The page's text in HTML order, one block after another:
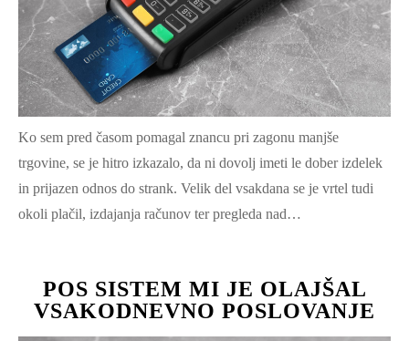
Ko sem pred časom pomagal znancu pri zagonu manjše
trgovine, se je hitro izkazalo, da ni dovolj imeti le dober izdelek
in prijazen odnos do strank. Velik del vsakdana se je vrtel tudi
okoli plačil, izdajanja računov ter pregleda nad…
POS SISTEM MI JE OLAJŠAL
VSAKODNEVNO POSLOVANJE